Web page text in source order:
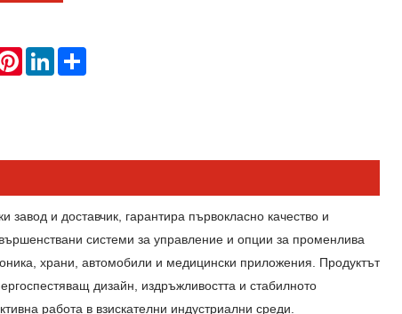
PinterestLinkedInShare
и доставчик, гарантира първокласно качество и
системи за управление и опции за променлива
храни, автомобили и медицински приложения. Продуктът
дизайн, издръжливостта и стабилното
работа в взискателни индустриални среди.